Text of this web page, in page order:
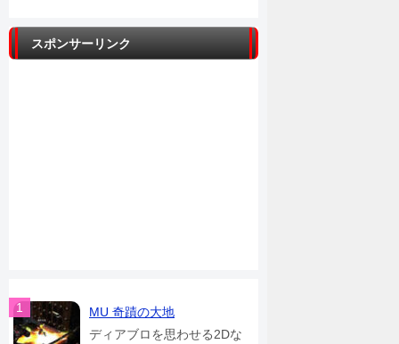
スポンサーリンク
MU 奇蹟の大地
ディアブロを思わせる2Dな